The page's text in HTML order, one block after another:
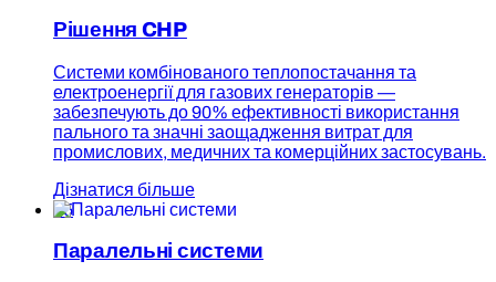
Рішення CHP
Системи комбінованого теплопостачання та
електроенергії для газових генераторів —
забезпечують до 90% ефективності використання
пального та значні заощадження витрат для
промислових, медичних та комерційних застосувань.
Дізнатися більше
05
Паралельні системи